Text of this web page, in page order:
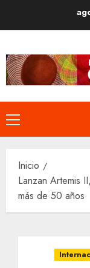
Menú
principal
Inicio
Lanzan Artemis
más de 50 años